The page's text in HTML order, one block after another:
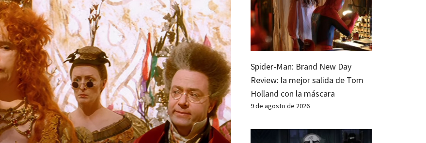
Spider-Man: Brand New Day
Review: la mejor salida de Tom
Holland con la máscara
9 de agosto de 2026